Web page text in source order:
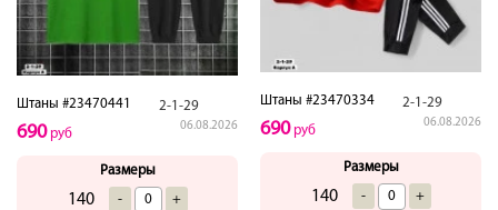
Штаны #23470441 2-1-29
06.08.2026
690руб
Размеры
140 - +
Штаны #23470334 2-1-29
06.08.2026
690руб
Размеры
140 - +